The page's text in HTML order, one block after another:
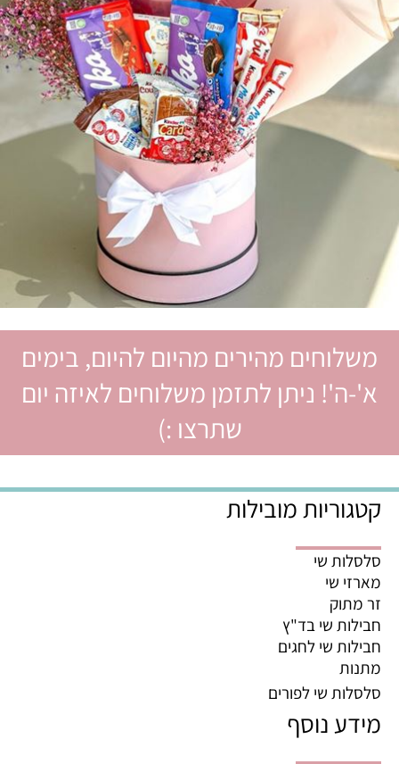
משלוחים מהירים מהיום להיום, בימים
א'-ה'! ניתן לתזמן משלוחים לאיזה יום
שתרצו :)
קטגוריות מובילות
סלסלות שי
מארזי שי
זר מתוק
חבילות שי בד"ץ
חבילות שי לחגים
מתנות
סלסלות שי לפורים
מידע נוסף